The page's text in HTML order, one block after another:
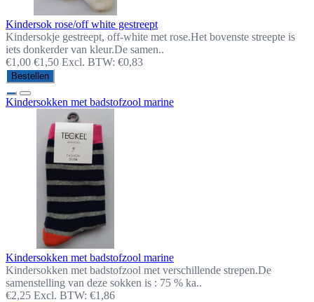
Kindersok rose/off white gestreept
Kindersokje gestreept, off-white met rose.Het bovenste streepte is
iets donkerder van kleur.De samen..
€1,00 €1,50 Excl. BTW: €0,83
Bestellen
Kindersokken met badstofzool marine
Kindersokken met badstofzool marine
Kindersokken met badstofzool met verschillende strepen.De
samenstelling van deze sokken is : 75 % ka..
€2,25 Excl. BTW: €1,86